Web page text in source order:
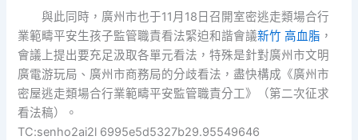
與此同時，廣州市也于11月18日召開室密逃走類場合行
業範疇平安生孩子監管職責看法緊迫和諧會議新竹 高血脂 ，
會議上提出要充足汲取各單元看法，特殊是針對廣州市文明
廣電游玩局、廣州市商務局的分歧看法，盡快構成《廣州市
密屋逃走類場合行業範疇平安監管職責分工》（第二次征求
看法稿）。
TC:senho2ai2l 6995e5d5327b29.95549646